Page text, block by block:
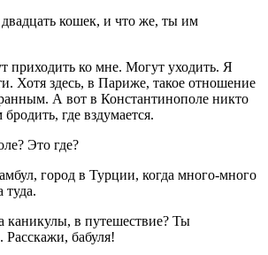
кошек, и что же, ты им
приходить ко мне. Могут уходить. Я
Хотя здесь, в Париже, такое отношение
А вот в Константинополе никто
где вздумается.
Это где?
город в Турции, когда много-много
туда.
каникулы, в путешествие? Ты
Расскажи, бабуля!